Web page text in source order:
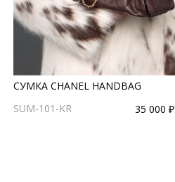
СУМКА CHANEL HANDBAG
SUM-101-KR
35 000 ₽